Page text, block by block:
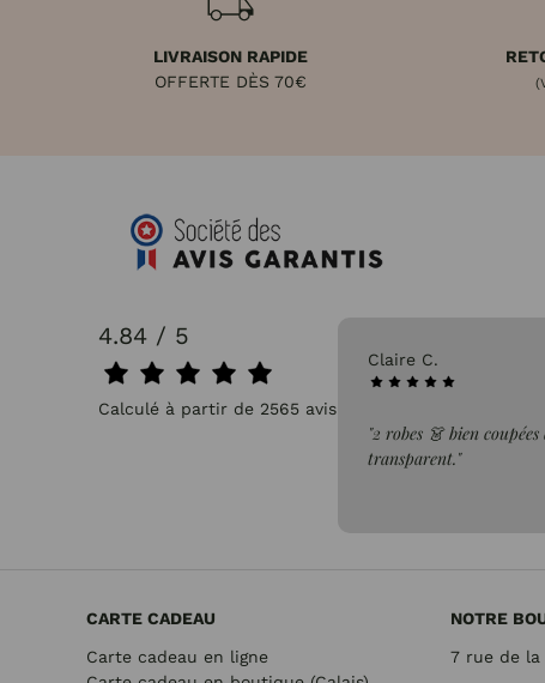
LIVRAISON RAPIDE
OFFERTE DÈS 70€
4.84 / 5
Calculé à partir de 2565 avis.
31/07/2026 Claire C.
"2 robes 👗 bien
transparent."
CARTE CADEAU
Carte cadeau en ligne
NOTRE
7 rue de la